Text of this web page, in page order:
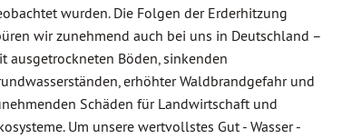
wurden. Die Folgen der Erderhitzung
wir zunehmend auch bei uns in Deutschland –
ausgetrockneten Böden, sinkenden
erhöhter Waldbrandgefahr und
Schäden für Landwirtschaft und
Um unsere wertvollstes Gut - Wasser -